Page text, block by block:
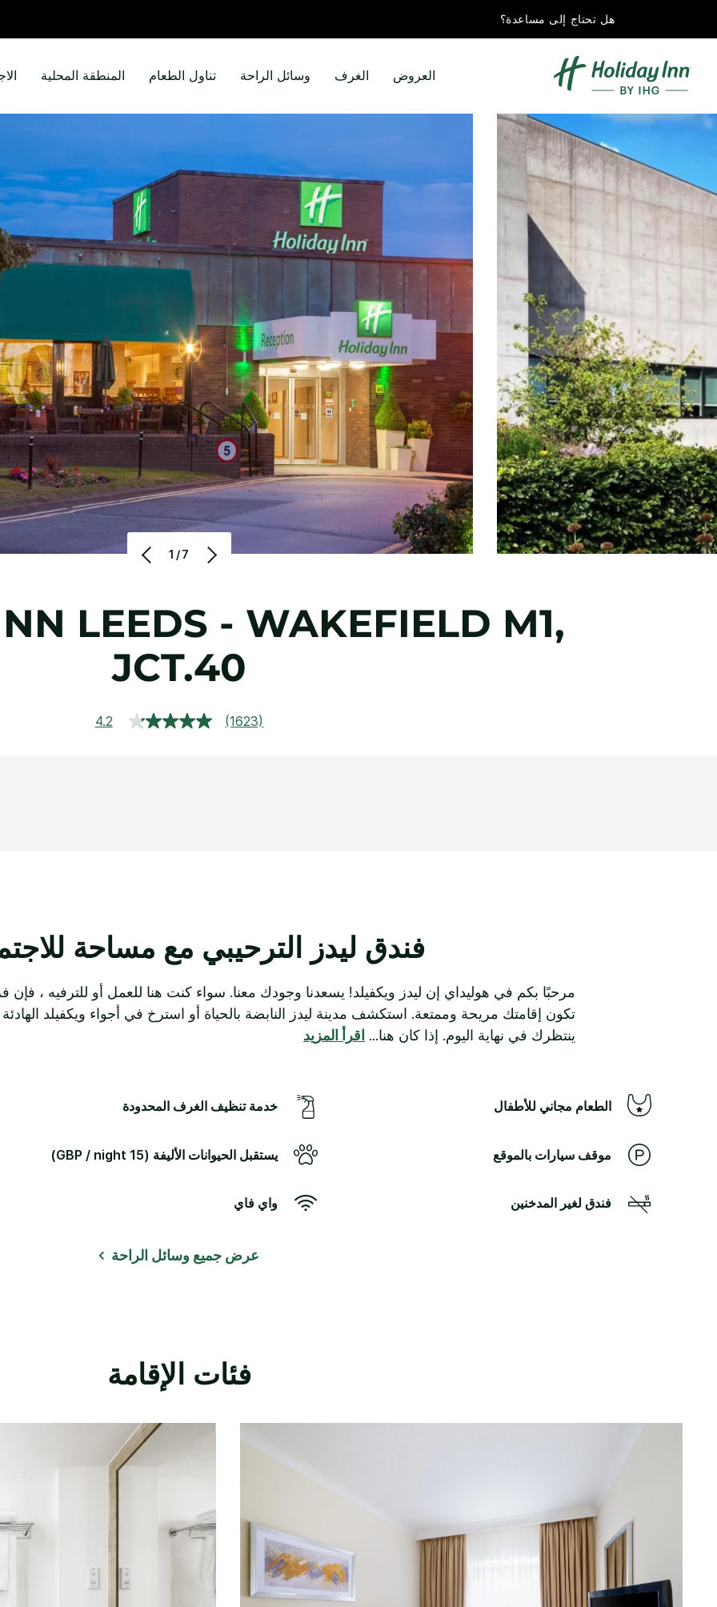
هل تحتاج إلى مساعدة؟
العروض الغرف وسائل الراحة تناول الطعام المنطقة المحلية
1/7
LEEDS - WAKEFIELD M1,
JCT.40
4.2
قراءة(1623)
فندق ليدز الترحيبي مع مساحة
مرحبًا بكم في هوليداي إن ليدز ويكفيلد! يسعدنا وجودك معنا. سواء كنت هنا للعمل أو للترفيه ، فإن
تكون إقامتك مريحة وممتعة. استكشف مدينة ليدز النابضة بالحياة أو استرخ في أجواء ويكفيلد
ينتظرك في نهاية اليوم. إذا كان هنا... اقرأ المزيد
الطعام مجاني للأطفال ‫‫خدمة تنظيف الغرف‬‬ المحدودة
موقف سيارات بالموقع يستقبل الحيوانات الأليفة (15 GBP / night)
فندق لغير المدخنين واي فاي
عرض جميع وسائل الراحة
فئات الإقامة